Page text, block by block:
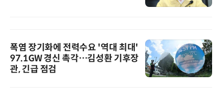
폭염 장기화에 전력수요 '역대 최대'
97.1GW 경신 촉각…김성환 기후장
관, 긴급 점검